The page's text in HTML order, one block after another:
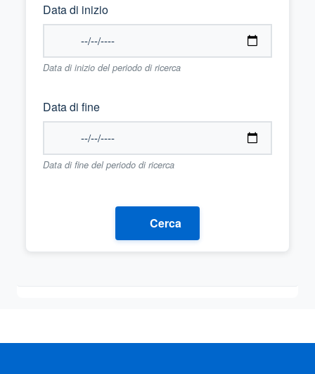
Data di inizio
Data di inizio del periodo di ricerca
Data di fine
Data di fine del periodo di ricerca
Cerca